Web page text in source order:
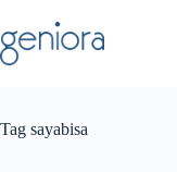
to
content
Tag sayabisa